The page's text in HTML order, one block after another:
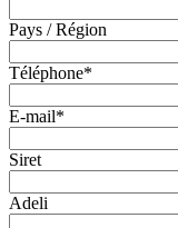
Pays / Région
Téléphone*
E-mail*
Siret
Adeli